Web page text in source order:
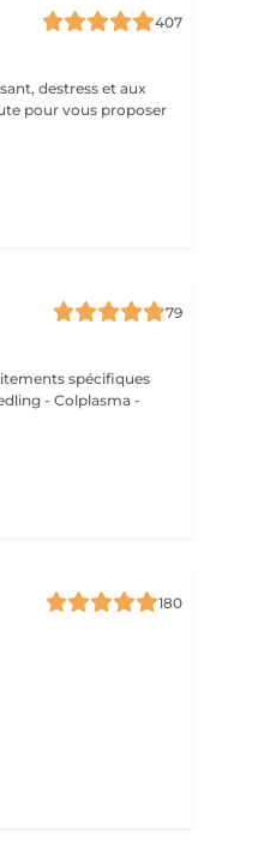
407
pour vous proposer
79
spécifiques
- Colplasma -
180